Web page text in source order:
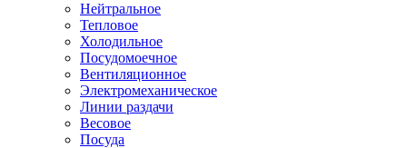
Нейтральное
Тепловое
Холодильное
Посудомоечное
Вентиляционное
Электромеханическое
Линии раздачи
Весовое
Посуда